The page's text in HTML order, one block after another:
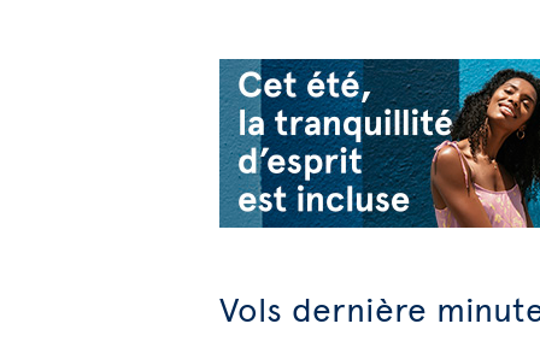
Vols dernière